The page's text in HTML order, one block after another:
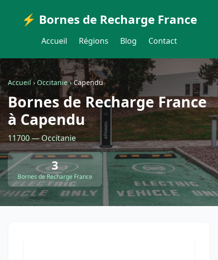
⚡ Bornes de Recharge France
Accueil Régions Blog Contact
Accueil›Occitanie›Capendu
Bornes de Recharge France
à Capendu
11700 — Occitanie
3
Bornes de Recharge France